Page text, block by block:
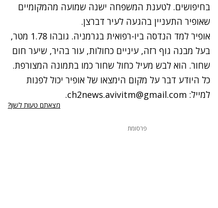
בחיפושים. לטענת המשפחה ישנה שמועה מהמקומיים
שאופיר התעניין בהגעה לעיר דברצן.
אופיר למד הנדסה ביו-רפואית בגרמניה. גובהו 1.78 מטר,
בעל מבנה גוף רזה, עיניים כחולות, עור בהיר, שיער חום
שחור. הוא לבש מעיל כחול שחור כמו בתמונה המצורפת.
כל היודע דבר על מקום הימצאו של אופיר יכול לפנות
למייל: ch2news.avivitm@gmail.com
.
מצאתם טעות לשון?
פרסומת